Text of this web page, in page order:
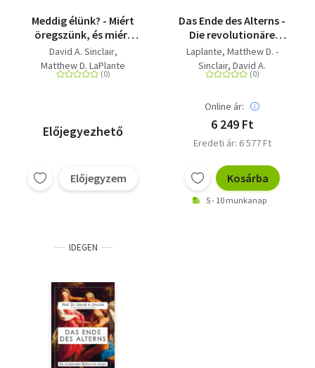
Meddig élünk? - Miért
öregszünk, és miért
nem kellene?
David A. Sinclair
Matthew D. LaPlante
Előjegyezhető
Előjegyzem
Das Ende des Alterns -
Die revolutionäre
Medizin von morgen
(Lifespan)
Laplante, Matthew D. -
Sinclair, David A.
Online ár:
6 249 Ft
Eredeti ár: 6 577 Ft
Kosárba
5 - 10 munkanap
IDEGEN